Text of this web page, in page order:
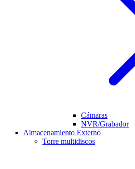
Cámaras
NVR/Grabador
Almacenamiento Externo
Torre multidiscos